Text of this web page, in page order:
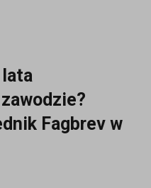
Fagbrev w